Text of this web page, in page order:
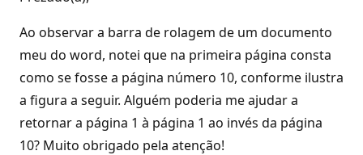
Ao observar a barra de rolagem de um documento
meu do word, notei que na primeira página consta
como se fosse a página número 10, conforme ilustra
a figura a seguir. Alguém poderia me ajudar a
retornar a página 1 à página 1 ao invés da página
10? Muito obrigado pela atenção!